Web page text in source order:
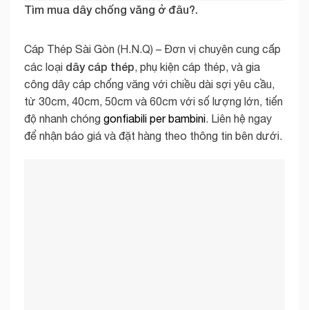
Tìm mua dây chống văng ở đâu?.
Cáp Thép Sài Gòn (H.N.Q) – Đơn vị chuyên cung cấp
các loại dây cáp thép, phụ kiện cáp thép, và gia
công dây cáp chống văng với chiều dài sợi yêu cầu,
từ 30cm, 40cm, 50cm và 60cm với số lượng lớn, tiến
độ nhanh chóng gonfiabili per bambini. Liên hệ ngay
để nhận báo giá và đặt hàng theo thông tin bên dưới.